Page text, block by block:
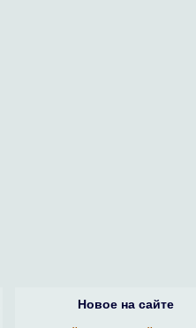
Новое на сайте